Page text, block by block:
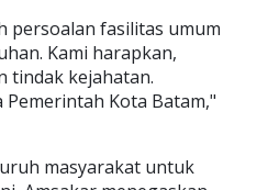
persoalan fasilitas umum
Kami harapkan,
tindak kejahatan.
Kota Batam,"
masyarakat untuk